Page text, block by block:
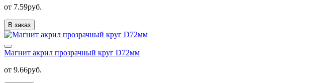
от 7.59руб.
В заказ
Магнит акрил прозрачный круг D72мм
от 9.66руб.